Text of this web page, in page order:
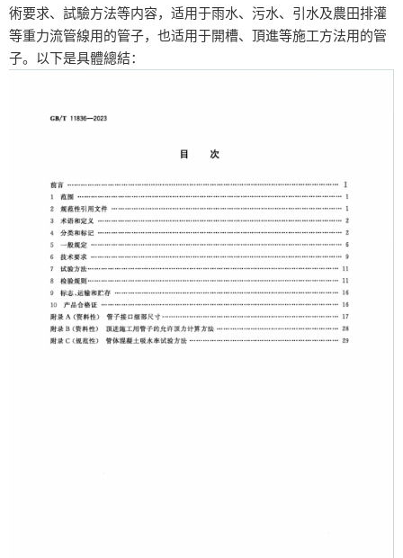
術要求、試驗方法等内容，适用于雨水、污水、引水及農田排灌
等重力流管線用的管子，也适用于開槽、頂進等施工方法用的管
子。以下是具體總結：